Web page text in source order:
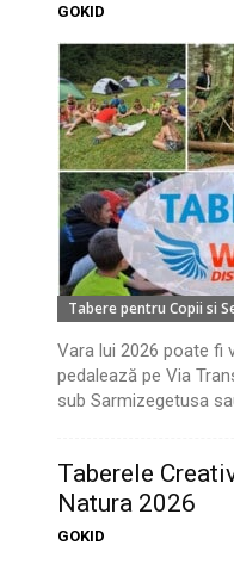
GOKID
Tabere pentru Copii si
Vara lui 2026 poate fi
pedalează pe Via
sub Sarmizegetusa
Taberele
Natura 2026
GOKID